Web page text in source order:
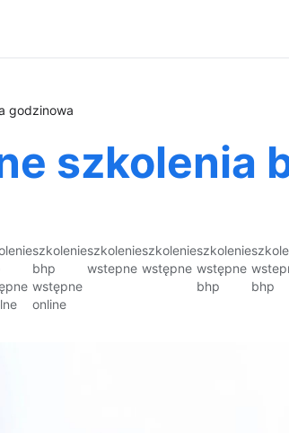
godzinowa
szkolenia
szkolenie
bhp
wstępne
online
szkolenie
wstepne
szkolenie
wstępne
szkolenie
wstępne
bhp
bhp